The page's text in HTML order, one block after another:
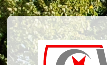
Перейти до головного вмісту